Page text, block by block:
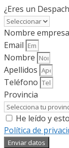
¿Eres un
Nombre
Email
Nombre
Apellidos
Teléfono
Provincia
He leído y
Política de
Enviar datos